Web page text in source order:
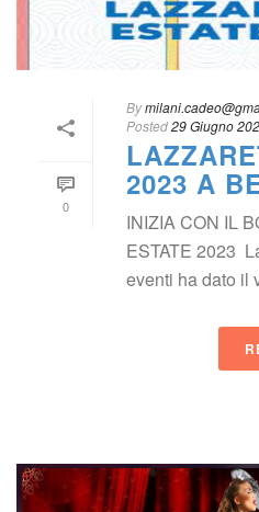
0
By
Posted29 Giugno
2023 A
INIZIA CON IL
ESTATE 2023
eventi ha dato il